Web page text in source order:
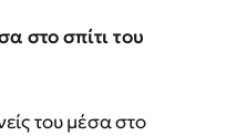
στο σπίτι του
του μέσα στο